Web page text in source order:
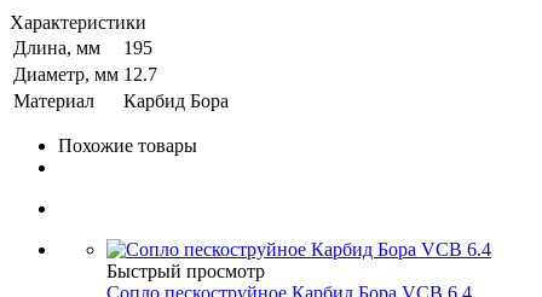
Характеристики
Длина, мм
195
Диаметр, мм 12.7
Материал
Карбид Бора
Похожие товары
Быстрый просмотр
Сопло пескоструйное Карбид Бора VCB 6.4